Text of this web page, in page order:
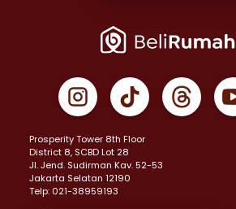
Properti Dijual di Jakarta Pusat >
Properti Dijual di Gambir >
Properti Dijual di Johar Baru >
Properti Dijual di Menteng >
Properti Dijual di Senen >
Properti Dijual di Tanah Abang >
Properti Dijual di Cikini >
Prosperity Tower 8th Floor
District 8, SCBD Lot 28
JI. Jend. Sudirman Kav. 52-53
Jakarta Selatan 12190
Telp: 021-38959193